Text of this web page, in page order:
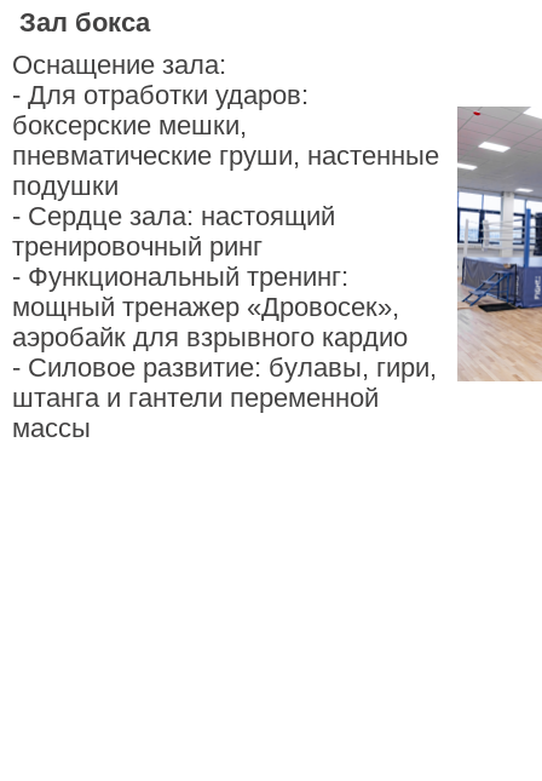
Зал бокса
Оснащение зала:
- Для отработки ударов:
боксерские мешки,
пневматические груши, настенные
подушки
- Сердце зала: настоящий
тренировочный ринг
- Функциональный тренинг:
мощный тренажер «Дровосек»,
аэробайк для взрывного кардио
- Силовое развитие: булавы, гири,
штанга и гантели переменной
массы